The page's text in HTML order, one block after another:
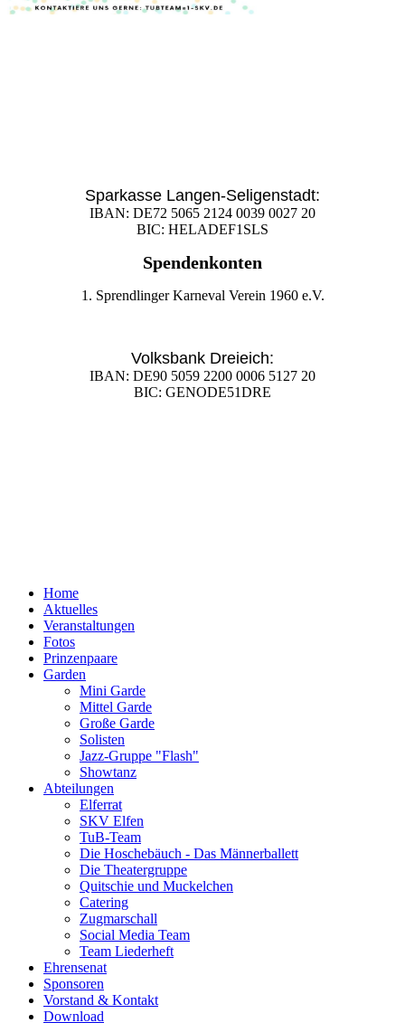
Sparkasse Langen-Seligenstadt:
IBAN: DE72 5065 2124 0039 0027 20
BIC: HELADEF1SLS
Spendenkonten
1. Sprendlinger Karneval Verein 1960 e.V.
Volksbank Dreieich:
IBAN: DE90 5059 2200 0006 5127 20
BIC: GENODE51DRE
Home
Aktuelles
Veranstaltungen
Fotos
Prinzenpaare
Garden
Mini Garde
Mittel Garde
Große Garde
Solisten
Jazz-Gruppe "Flash"
Showtanz
Abteilungen
Elferrat
SKV Elfen
TuB-Team
Die Hoschebäuch - Das Männerballett
Die Theatergruppe
Quitschie und Muckelchen
Catering
Zugmarschall
Social Media Team
Team Liederheft
Ehrensenat
Sponsoren
Vorstand & Kontakt
Download